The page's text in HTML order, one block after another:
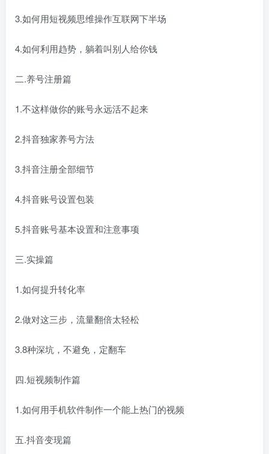
3.如何用短视频思维操作互联网下半场
4.如何利用趋势，躺着叫别人给你钱
二.养号注册篇
1.不这样做你的账号永远活不起来
2.抖音独家养号方法
3.抖音注册全部细节
4.抖音账号设置包装
5.抖音账号基本设置和注意事项
三.实操篇
1.如何提升转化率
2.做对这三步，流量翻倍太轻松
3.8种深坑，不避免，定翻车
四.短视频制作篇
1.如何用手机软件制作一个能上热门的视频
五.抖音变现篇